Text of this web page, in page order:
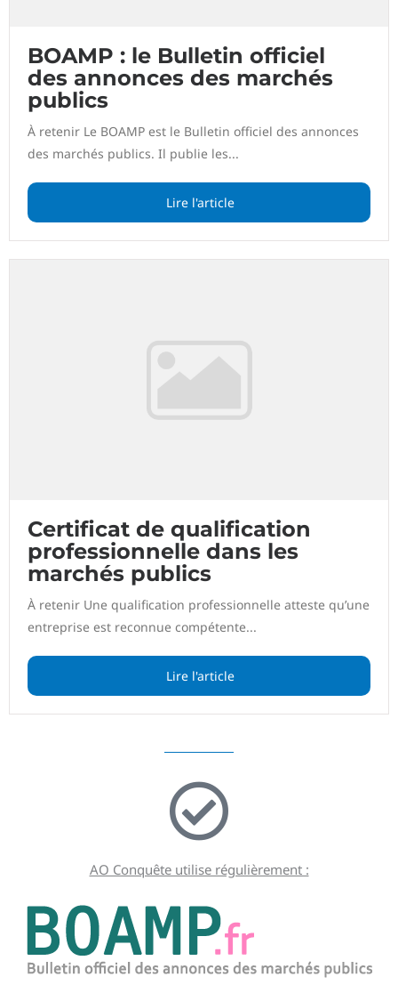
BOAMP : le Bulletin officiel
des annonces des marchés
publics
À retenir Le BOAMP est le Bulletin officiel des annonces
des marchés publics. Il publie les...
Lire l'article
Certificat de qualification
professionnelle dans les
marchés publics
À retenir Une qualification professionnelle atteste qu’une
entreprise est reconnue compétente...
Lire l'article
AO Conquête utilise régulièrement :